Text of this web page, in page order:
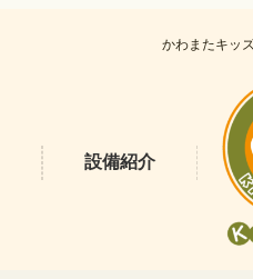
かわまたキッ
設備紹介